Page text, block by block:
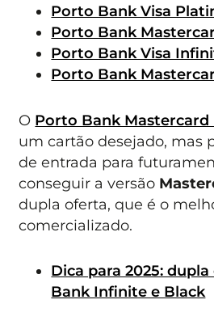
Porto Bank Visa
Porto Bank
Porto Bank Visa
Porto Bank
O Porto Bank
um cartão desejado, mas
de entrada para
conseguir a versão
dupla oferta, que é o
comercializado.
Dica para 2025:
Bank Infinite e Black